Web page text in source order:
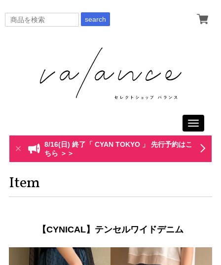
search
Toggle
8/16(日) 終了「 CYAN TOKYO 」 先行予約はこ
ちら ＞＞
Item
【CYNICAL】テンセルワイドデニム